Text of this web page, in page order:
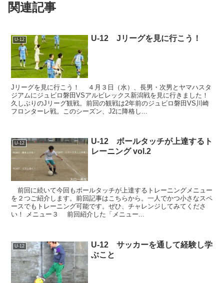
関連記事
U-12 U-12 Jリーグを見に行こう！
Jリーグを見に行こう！ ４月３日（水）、長男・次男とヤマハスタ
ジアムにジュビロ磐田VSアルビレックス新潟戦を見に行きました！
久しぶりのJリーグ観戦。前回の観戦は2年前のジュビロ磐田VS川崎
フロンターレ戦。このシーズン、J2に降格し...
U-12
U-12 ボールタッチが上達するト
レーニング vol.2
前回に続いて今回もボールタッチが上達するトレーニングメニュー
を２つご紹介します。前回記事はこちらから。一人でかつ小さなスペ
ースでもトレーニング可能です。ぜひ、チャレンジしてみてくださ
い！ メニュー３ 前回紹介した「メニュー...
U-12
U-12 サッカーを通して経験し学
ぶこと